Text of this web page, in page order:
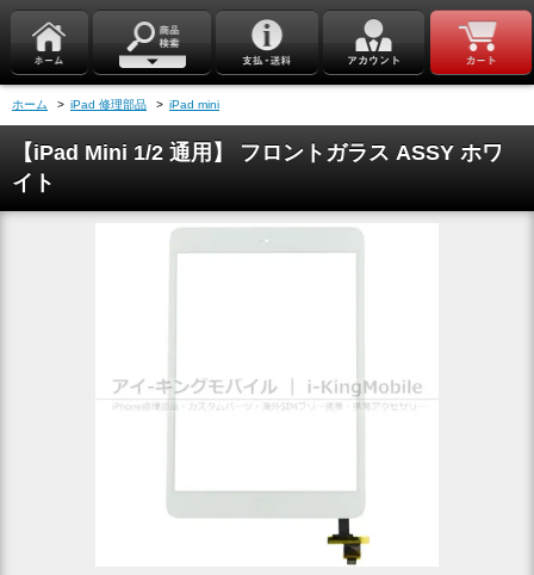
ホーム > iPad 修理部品 > iPad mini
【iPad Mini 1/2 通用】 フロントガラス ASSY ホワ
イト